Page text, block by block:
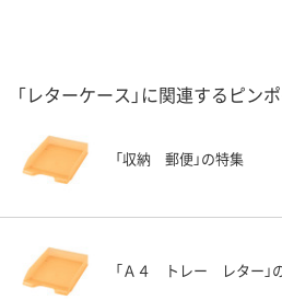
「レターケース」に関連するピン
「収納 郵便」の特集
「Ａ４ トレー レター」